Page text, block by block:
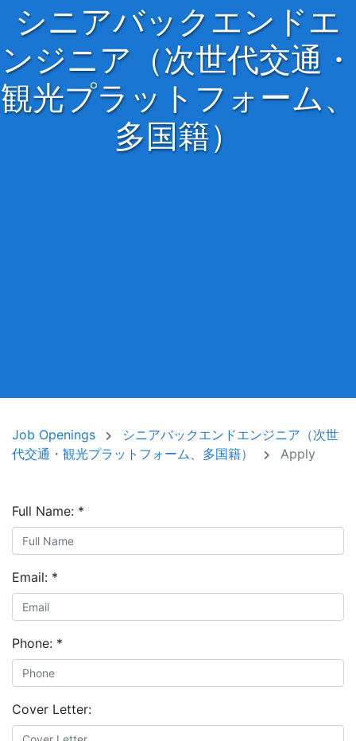
シニアバックエンドエ
ンジニア（次世代交通・
観光プラットフォーム、
多国籍）
Job Openings
シニアバックエンドエンジニア（次世
代交通・観光プラットフォーム、多国籍）
Apply
Full Name: *
Email: *
Phone: *
Cover Letter: